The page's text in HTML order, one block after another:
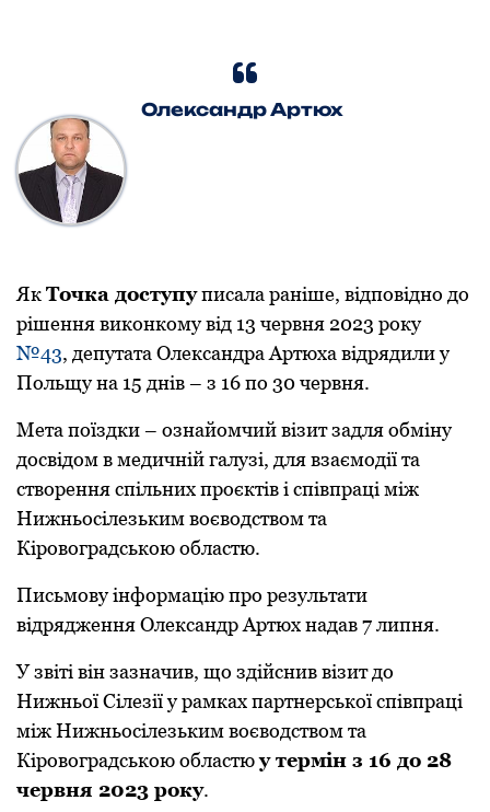
Олександр Артюх
ЯкТочка доступуписала раніше, відповідно до
рішення виконкому від 13 червня 2023 року
№43, депутата Олександра Артюха відрядили у
Польщу на 15 днів – з 16 по 30 червня.
Мета поїздки – ознайомчий візит задля обміну
досвідом в медичній галузі, для взаємодії та
створення спільних проєктів і співпраці між
Нижньосілезьким воєводством та
Кіровоградською областю.
Письмову інформацію про результати
відрядження Олександр Артюх надав 7 липня.
У звіті він зазначив, що здійснив візит до
Нижньої Сілезії у рамках партнерської співпраці
між Нижньосілезьким воєводством та
Кіровоградською областюу термін з 16 до 28
червня 2023 року.